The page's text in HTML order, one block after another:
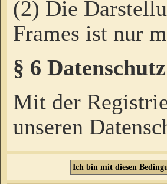
(2) Die
Frames ist nur
§ 6 Datenschutz
Mit der
unseren